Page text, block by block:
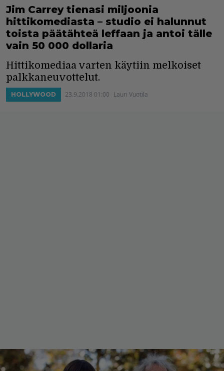
Jim Carrey tienasi miljoonia
hittikomediasta – studio ei halunnut
toista päätähteä leffaan ja antoi tälle
vain 50 000 dollaria
Hittikomediaa varten käytiin melkoiset
palkkaneuvottelut.
HOLLYWOOD 23.9.2018 01:00 Lauri Vuotila